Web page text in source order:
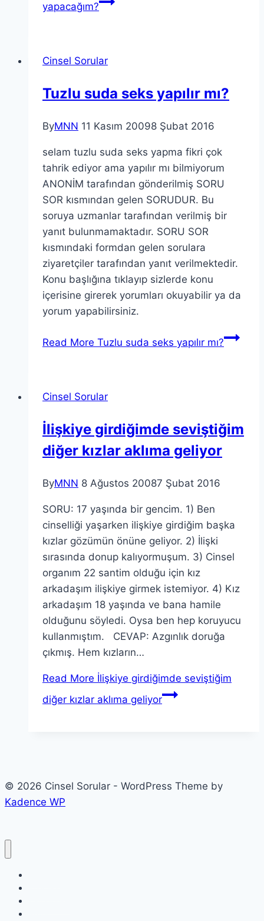
yapacağım?
Cinsel Sorular
Tuzlu suda seks yapılır mı?
ByMNN 11 Kasım 20098 Şubat 2016
selam tuzlu suda seks yapma fikri çok
tahrik ediyor ama yapılır mı bilmiyorum
ANONİM tarafından gönderilmiş SORU
SOR kısmından gelen SORUDUR. Bu
soruya uzmanlar tarafından verilmiş bir
yanıt bulunmamaktadır. SORU SOR
kısmındaki formdan gelen sorulara
ziyaretçiler tarafından yanıt verilmektedir.
Konu başlığına tıklayıp sizlerde konu
içerisine girerek yorumları okuyabilir ya da
yorum yapabilirsiniz.
Read More Tuzlu suda seks yapılır mı?
Cinsel Sorular
İlişkiye girdiğimde seviştiğim
diğer kızlar aklıma geliyor
ByMNN 8 Ağustos 20087 Şubat 2016
SORU: 17 yaşında bir gencim. 1) Ben
cinselliği yaşarken ilişkiye girdiğim başka
kızlar gözümün önüne geliyor. 2) İlişki
sırasında donup kalıyormuşum. 3) Cinsel
organım 22 santim olduğu için kız
arkadaşım ilişkiye girmek istemiyor. 4) Kız
arkadaşım 18 yaşında ve bana hamile
olduğunu söyledi. Oysa ben hep koruyucu
kullanmıştım. CEVAP: Azgınlık doruğa
çıkmış. Hem kızların…
Read More İlişkiye girdiğimde seviştiğim
diğer kızlar aklıma geliyor
© 2026 Cinsel Sorular - WordPress Theme by
Kadence WP